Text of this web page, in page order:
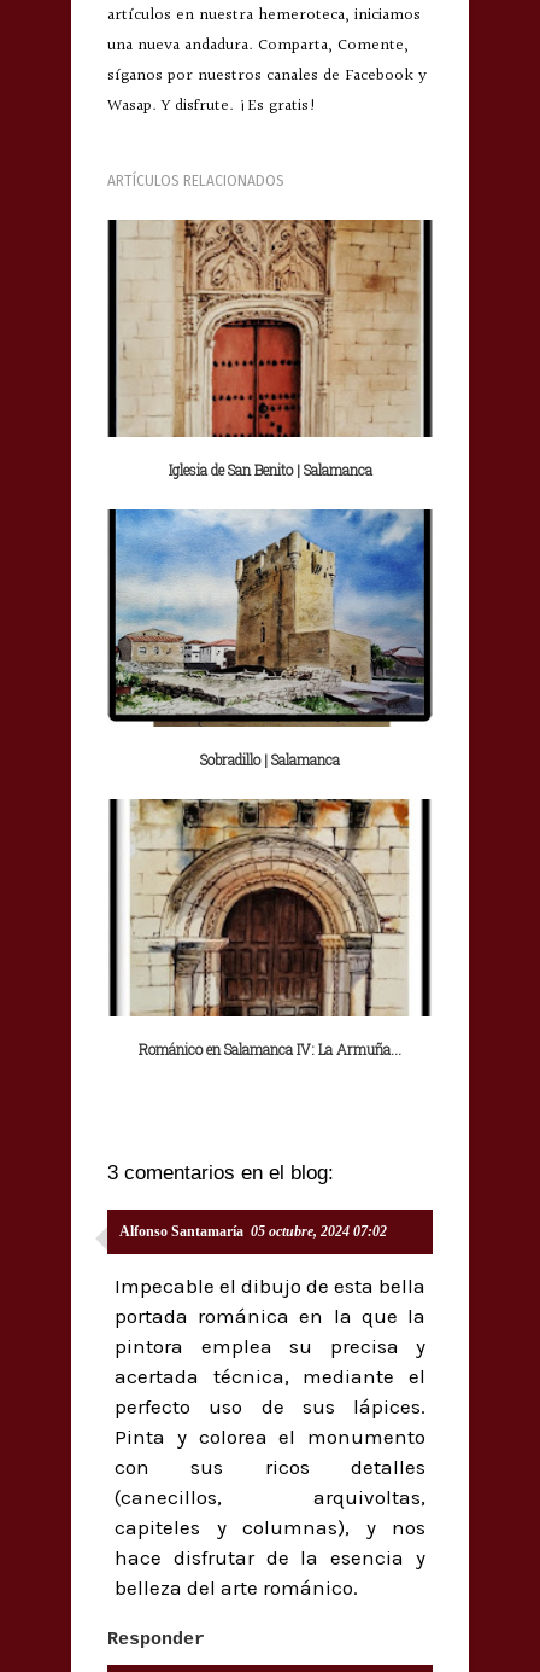
artículos en nuestra hemeroteca, iniciamos
una nueva andadura. Comparta, Comente,
síganos por nuestros canales de Facebook y
Wasap. Y disfrute. ¡Es gratis!
ARTÍCULOS RELACIONADOS
Iglesia de San Benito | Salamanca
Sobradillo | Salamanca
Románico en Salamanca IV: La Armuña...
3 comentarios en el blog:
Alfonso Santamaría 05 octubre, 2024 07:02
Impecable el dibujo de esta bella
portada románica en la que la
pintora emplea su precisa y
acertada técnica, mediante el
perfecto uso de sus lápices.
Pinta y colorea el monumento
con sus ricos detalles
(canecillos, arquivoltas,
capiteles y columnas), y nos
hace disfrutar de la esencia y
belleza del arte románico.
Responder